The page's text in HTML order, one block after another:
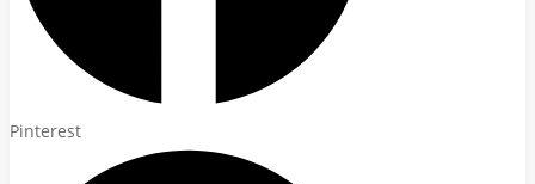
Pinterest